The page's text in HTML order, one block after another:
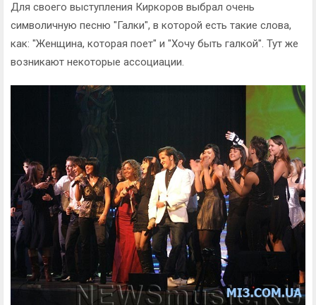
Для своего выступления Киркоров выбрал очень
символичную песню "Галки", в которой есть такие слова,
как: "Женщина, которая поет" и "Хочу быть галкой". Тут же
возникают некоторые ассоциации.